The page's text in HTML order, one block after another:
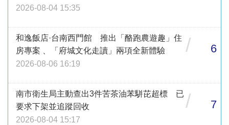
2026-08-04 15:35
和逸飯店·台南西門館 推出「酪跑農遊趣」住
房專案 、「府城文化走讀」兩項全新體驗
2026-08-06 16:19
/ 6
南市衛生局主動查出3件苦茶油苯駢芘超標 已
要求下架並追蹤回收
2026-08-04 15:17
/ 7